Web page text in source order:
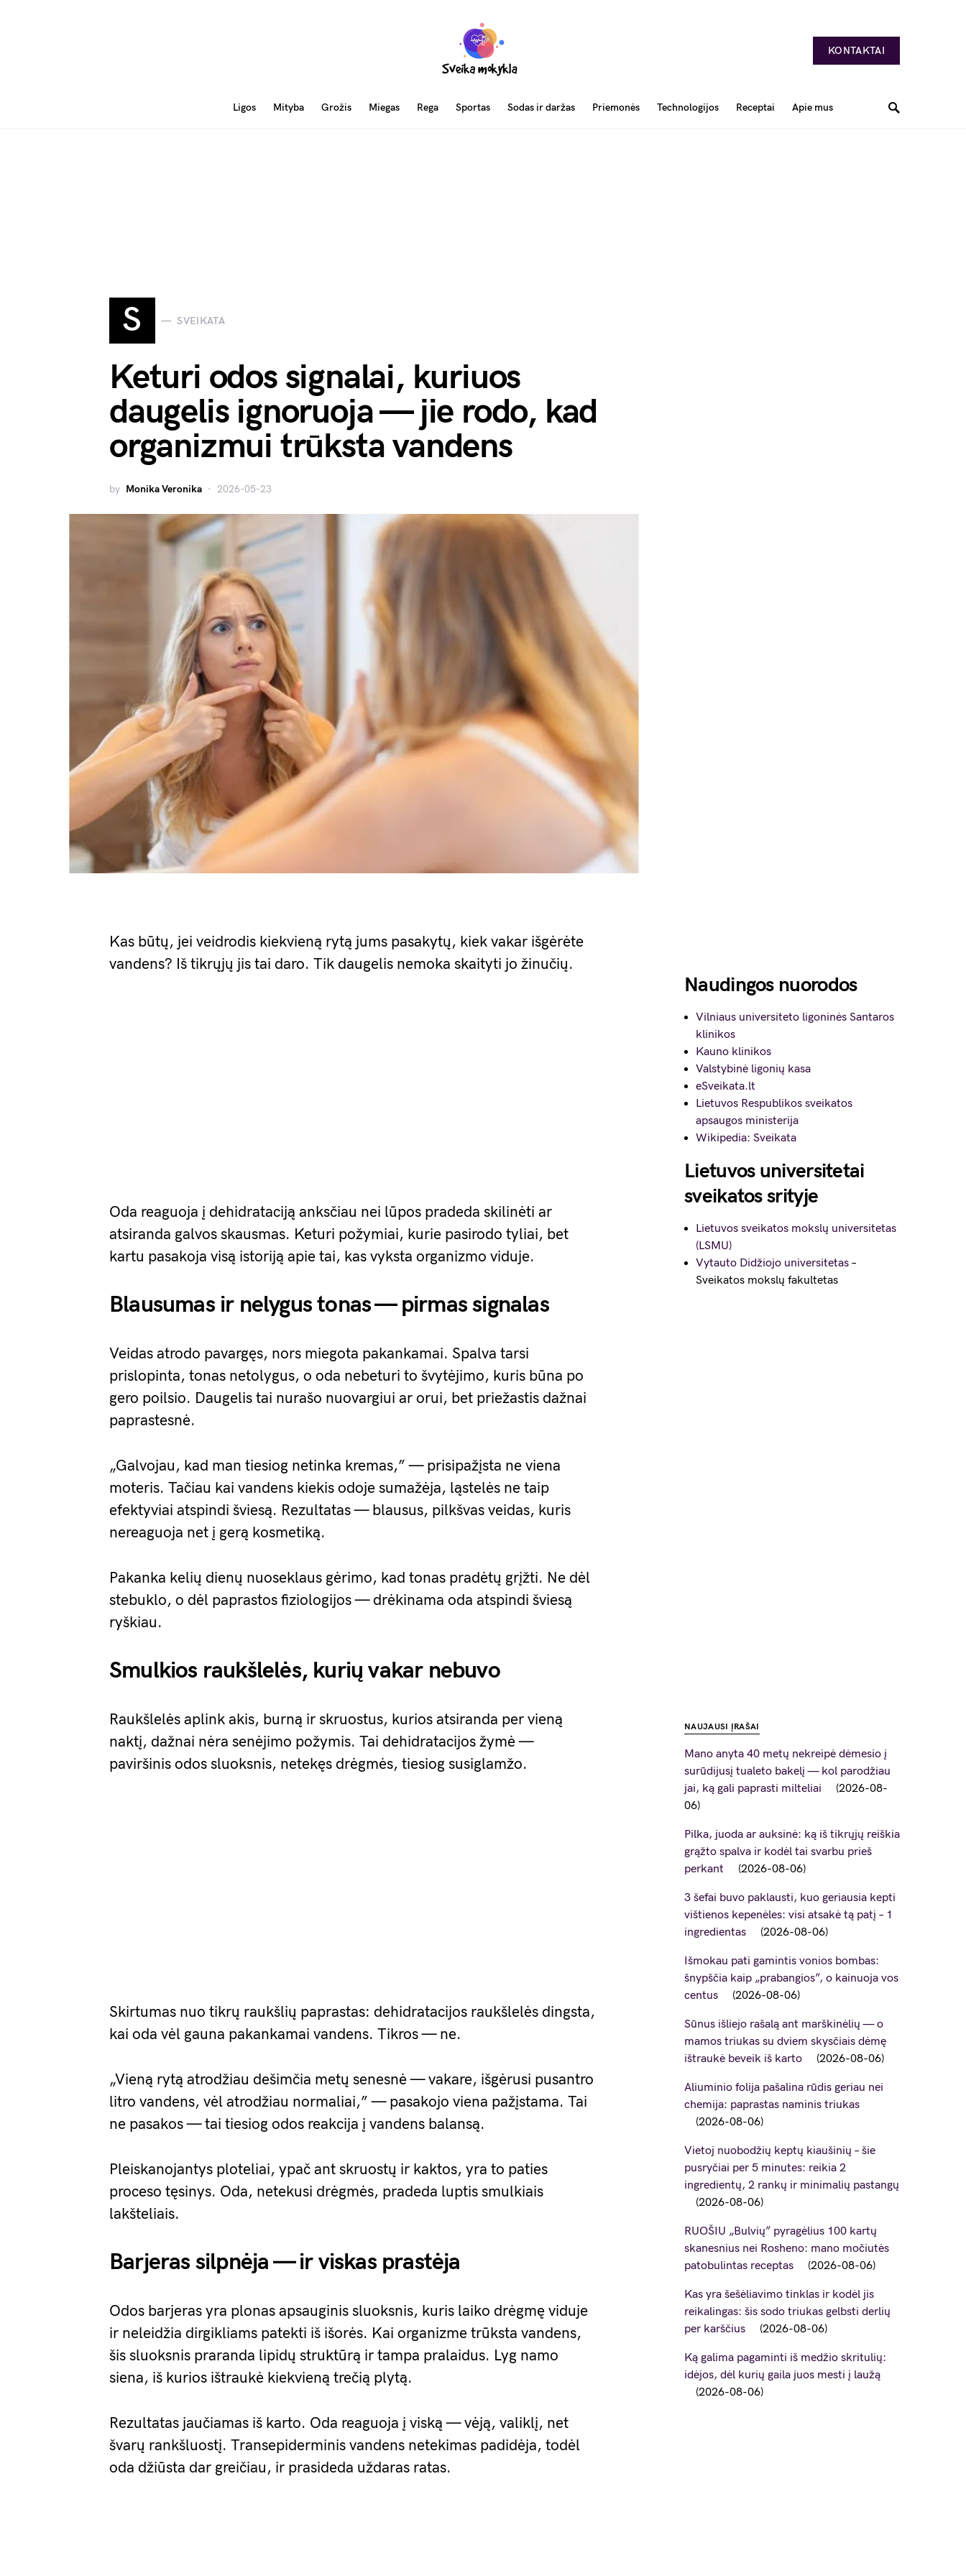
KONTAKTAI
Ligos Mityba Grožis Miegas Rega Sportas Sodas ir daržas Priemonės Technologijos Receptai Apie mus
S SVEIKATA
Keturi odos signalai, kuriuos
daugelis ignoruoja — jie rodo, kad
organizmui trūksta vandens
by Monika Veronika 2026-05-23
Kas būtų, jei veidrodis kiekvieną rytą jums pasakytų, kiek vakar išgėrėte
vandens? Iš tikrųjų jis tai daro. Tik daugelis nemoka skaityti jo žinučių.
Oda reaguoja į dehidrataciją anksčiau nei lūpos pradeda skilinėti ar
atsiranda galvos skausmas. Keturi požymiai, kurie pasirodo tyliai, bet
kartu pasakoja visą istoriją apie tai, kas vyksta organizmo viduje.
Blausumas ir nelygus tonas — pirmas signalas
Veidas atrodo pavargęs, nors miegota pakankamai. Spalva tarsi
prislopinta, tonas netolygus, o oda nebeturi to švytėjimo, kuris būna po
gero poilsio. Daugelis tai nurašo nuovargiui ar orui, bet priežastis dažnai
paprastesnė.
„Galvojau, kad man tiesiog netinka kremas,” — prisipažįsta ne viena
moteris. Tačiau kai vandens kiekis odoje sumažėja, ląstelės ne taip
efektyviai atspindi šviesą. Rezultatas — blausus, pilkšvas veidas, kuris
nereaguoja net į gerą kosmetiką.
Pakanka kelių dienų nuoseklaus gėrimo, kad tonas pradėtų grįžti. Ne dėl
stebuklo, o dėl paprastos fiziologijos — drėkinama oda atspindi šviesą
ryškiau.
Smulkios raukšlelės, kurių vakar nebuvo
Raukšlelės aplink akis, burną ir skruostus, kurios atsiranda per vieną
naktį, dažnai nėra senėjimo požymis. Tai dehidratacijos žymė —
paviršinis odos sluoksnis, netekęs drėgmės, tiesiog susiglamžo.
Skirtumas nuo tikrų raukšlių paprastas: dehidratacijos raukšlelės dingsta,
kai oda vėl gauna pakankamai vandens. Tikros — ne.
„Vieną rytą atrodžiau dešimčia metų senesnė — vakare, išgėrusi pusantro
litro vandens, vėl atrodžiau normaliai,” — pasakojo viena pažįstama. Tai
ne pasakos — tai tiesiog odos reakcija į vandens balansą.
Pleiskanojantys ploteliai, ypač ant skruostų ir kaktos, yra to paties
proceso tęsinys. Oda, netekusi drėgmės, pradeda luptis smulkiais
lakšteliais.
Barjeras silpnėja — ir viskas prastėja
Odos barjeras yra plonas apsauginis sluoksnis, kuris laiko drėgmę viduje
ir neleidžia dirgikliams patekti iš išorės. Kai organizme trūksta vandens,
šis sluoksnis praranda lipidų struktūrą ir tampa pralaidus. Lyg namo
siena, iš kurios ištraukė kiekvieną trečią plytą.
Rezultatas jaučiamas iš karto. Oda reaguoja į viską — vėją, valiklį, net
švarų rankšluostį. Transepiderminis vandens netekimas padidėja, todėl
oda džiūsta dar greičiau, ir prasideda uždaras ratas.
Naudingos nuorodos
Vilniaus universiteto ligoninės Santaros
klinikos
Kauno klinikos
Valstybinė ligonių kasa
eSveikata.lt
Lietuvos Respublikos sveikatos
apsaugos ministerija
Wikipedia: Sveikata
Lietuvos universitetai
sveikatos srityje
Lietuvos sveikatos mokslų universitetas
(LSMU)
Vytauto Didžiojo universitetas –
Sveikatos mokslų fakultetas
NAUJAUSI ĮRAŠAI
Mano anyta 40 metų nekreipė dėmesio į
surūdijusį tualeto bakelį — kol parodžiau
jai, ką gali paprasti milteliai
2026-08-
06
Pilka, juoda ar auksinė: ką iš tikrųjų reiškia
grąžto spalva ir kodėl tai svarbu prieš
perkant
2026-08-06
3 šefai buvo paklausti, kuo geriausia kepti
vištienos kepenėles: visi atsakė tą patį – 1
ingredientas
2026-08-06
Išmokau pati gamintis vonios bombas:
šnypščia kaip „prabangios”, o kainuoja vos
centus
2026-08-06
Sūnus išliejo rašalą ant marškinėlių — o
mamos triukas su dviem skysčiais dėmę
ištraukė beveik iš karto
2026-08-06
Aliuminio folija pašalina rūdis geriau nei
chemija: paprastas naminis triukas
2026-08-06
Vietoj nuobodžių keptų kiaušinių – šie
pusryčiai per 5 minutes: reikia 2
ingredientų, 2 rankų ir minimalių pastangų
2026-08-06
RUOŠIU „Bulvių” pyragėlius 100 kartų
skanesnius nei Rosheno: mano močiutės
patobulintas receptas
2026-08-06
Kas yra šešėliavimo tinklas ir kodėl jis
reikalingas: šis sodo triukas gelbsti derlių
per karščius
2026-08-06
Ką galima pagaminti iš medžio skritulių:
idėjos, dėl kurių gaila juos mesti į laužą
2026-08-06